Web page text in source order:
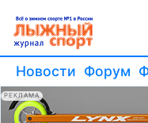
Новости Форум
РЕКЛАМА